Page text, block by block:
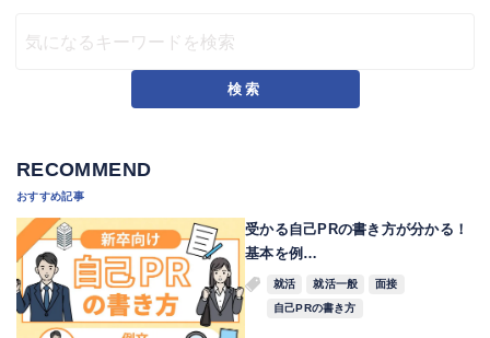
検索
RECOMMEND
おすすめ記事
受かる自己PRの書き方が分かる！
基本を例…
就活 就活一般
面接
自己PRの書き方